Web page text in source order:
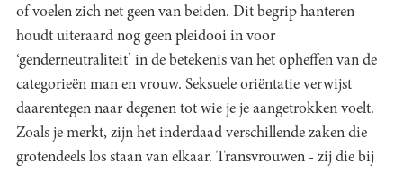
of voelen zich net geen van beiden. Dit begrip hanteren
houdt uiteraard nog geen pleidooi in voor
‘genderneutraliteit’ in de betekenis van het opheffen van de
categorieën man en vrouw. Seksuele oriëntatie verwijst
daarentegen naar degenen tot wie je je aangetrokken voelt.
Zoals je merkt, zijn het inderdaad verschillende zaken die
grotendeels los staan van elkaar. Transvrouwen - zij die bij